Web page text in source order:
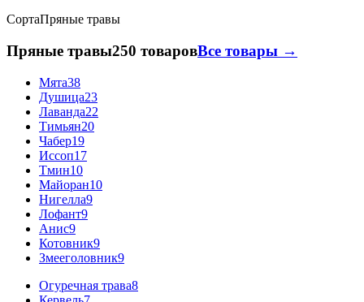
СортаПряные травы
Пряные травы250 товаровВсе товары →
Мята38
Душица23
Лаванда22
Тимьян20
Чабер19
Иссоп17
Тмин10
Майоран10
Нигелла9
Лофант9
Анис9
Котовник9
Змееголовник9
Огуречная трава8